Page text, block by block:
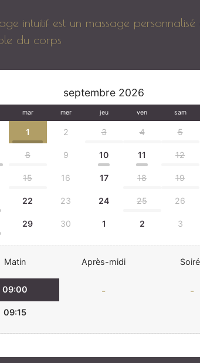
intuitif est un massage personnalisé
du corps
septembre 2026
mar mer jeu ven sam
1 2 3 4 5
8 9 10 11 12
15 16 17 18 19
22 23 24 25 26
29 30 1 2 3
Matin
09:00
09:15
Après-midi
- -